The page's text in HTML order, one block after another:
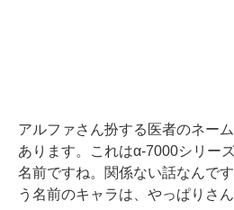
アルファさん扮する医者のネー
あります。これはα-7000シリー
名前ですね。関係ない話なんで
う名前のキャラは、やっぱりさ